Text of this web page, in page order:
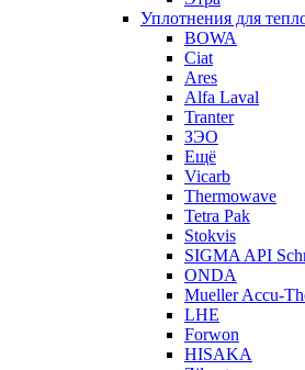
Уплотнения для
BOWA
Ciat
Ares
Alfa Laval
Tranter
ЗЭО
Ещё
Vicarb
Thermowave
Tetra Pak
Stokvis
SIGMA API
ONDA
Mueller Accu-
LHE
Forwon
HISAKA